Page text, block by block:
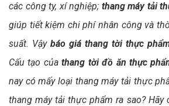
các công ty, xí nghiệp; thang máy tải
giúp tiết kiệm chi phí nhân công và
suất. Vậy báo giá thang tời thực
Cấu tạo củathang tời đồ ăn thực
nay có mấy loại thang máy tải thực
thang máy tải thực phẩm ra sao? Hãy